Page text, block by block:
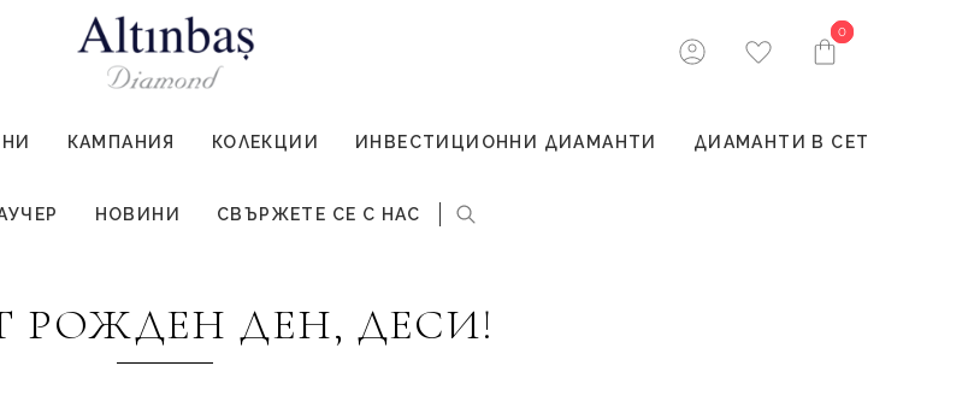
0
0
КАМПАНИЯ КОЛЕКЦИИ ИНВЕСТИЦИОННИ ДИАМАНТИ ДИАМАНТИ В СЕТ
НОВИНИ СВЪРЖЕТЕ СЕ С НАС
РОЖДЕН ДЕН, ДЕСИ!